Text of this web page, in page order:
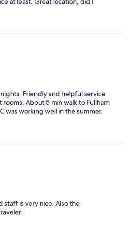
Friendly and helpful service
rooms. About 5 min walk to Fullham
was working well in the summer.
staff is very nice. Also the